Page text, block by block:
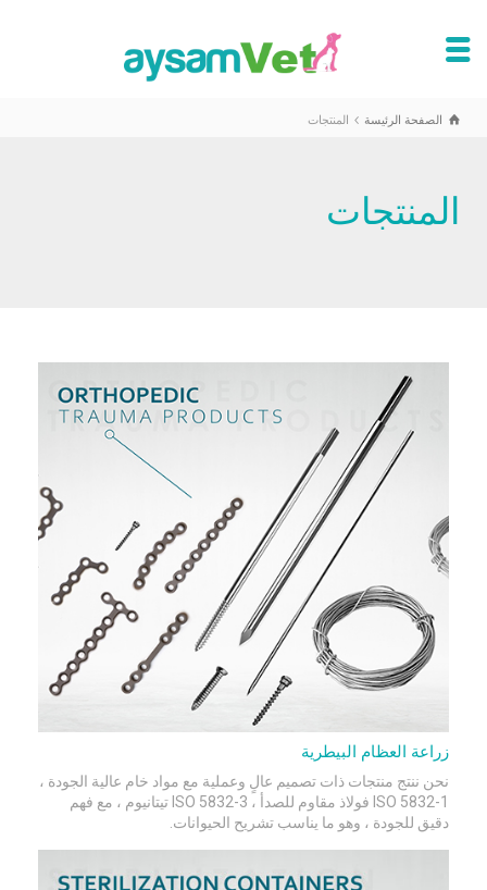
الصفحة الرئيسة المنتجات
المنتجات
زراعة العظام البيطرية
نحن ننتج منتجات ذات تصميم عالٍ وعملية مع مواد خام عالية الجودة ،
ISO 5832-1 فولاذ مقاوم للصدأ ، ISO 5832-3 تيتانيوم ، مع فهم
دقيق للجودة ، وهو ما يناسب تشريح الحيوانات.